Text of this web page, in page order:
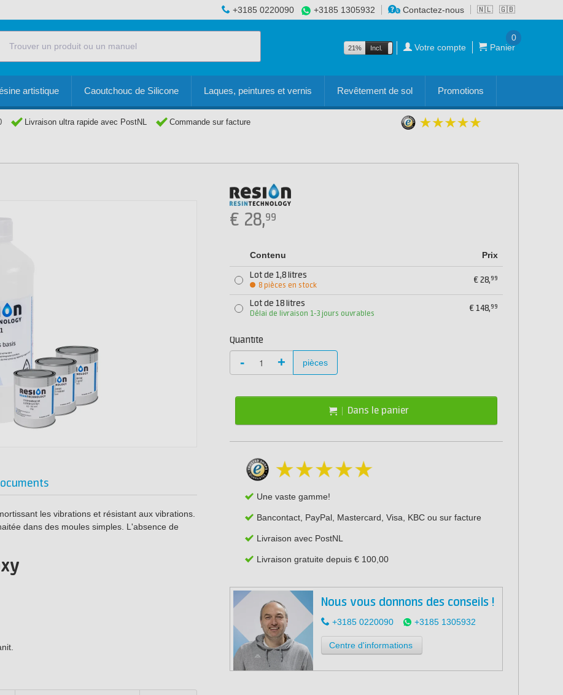
🇳🇱 🇬🇧
+3185 0220090 +3185 1305932 Contactez-nous
21% Incl. Excl. Votre compte Panier
0
artistique Caoutchouc de Silicone Laques, peintures et vernis Revêtement de sol Promotions
Livraison ultra rapide avec PostNL Commande sur facture
les vibrations et résistant aux vibrations.
dans des moules simples. L'absence de
€ 28,99
Contenu Prix
Lot de 1,8 litres
8 pièces en stock
€28,99
Lot de 18 litres
Délai de livraison 1-3 jours ouvrables
€148,99
Quantité
- + pièces
Dans le panier
Une vaste gamme!
Bancontact, PayPal, Mastercard, Visa, KBC ou sur facture
Livraison avec PostNL
Livraison gratuite depuis € 100,00
Nous vous donnons des conseils !
+3185 0220090 +3185 1305932
Centre d'informations